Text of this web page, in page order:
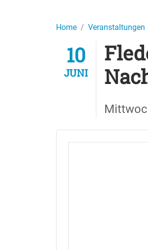
Home Veranstaltungen
10
JUNI